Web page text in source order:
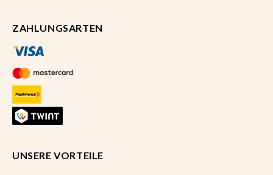
ZAHLUNGSARTEN
UNSERE VORTEILE